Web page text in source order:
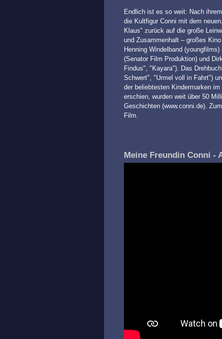
Endlich ist es so weit: Nach
die Kultfigur Conni mit dem
Klaus" zurück auf die große
und Zusammenhalt – großes
Henning Windelband
(Senator Film Produktion) und
Findus", "Kayara"). Das
Schwert", "Urmel voll in Fahrt")
der beliebtesten Kindermarken
erschien, wurden weit über 50
Geschichten (www.conni.de).
Film.
Meine Freundin Conni -